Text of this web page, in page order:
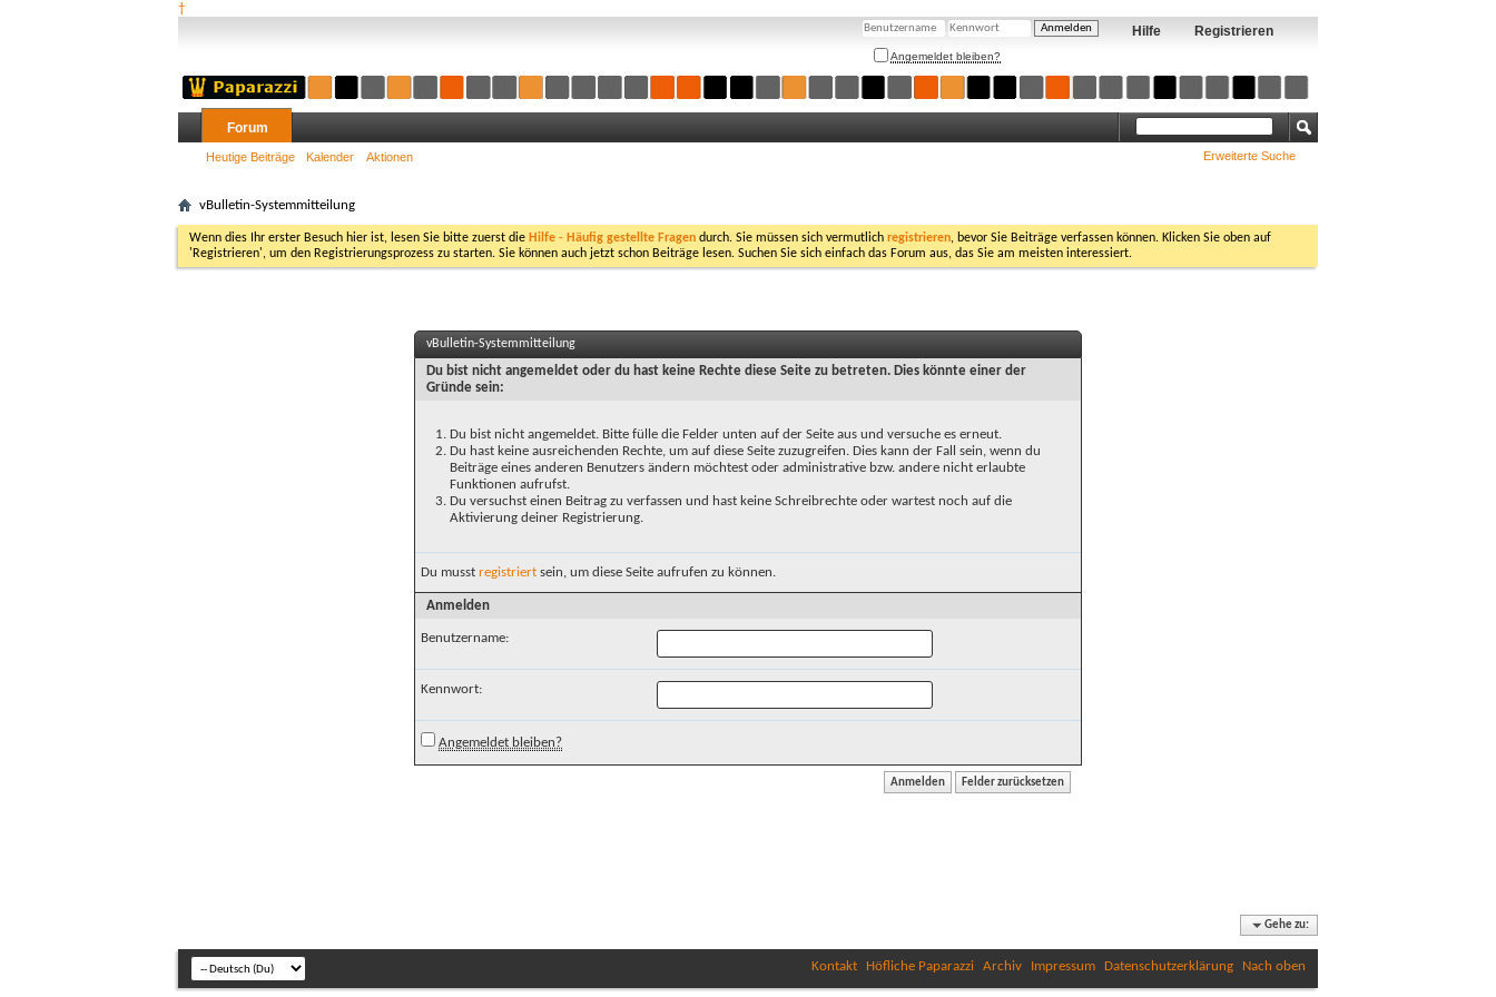
†
Registrieren
Hilfe
Angemeldet bleiben?
Forum
Heutige Beiträge Kalender Aktionen Erweiterte Suche
vBulletin-Systemmitteilung
Wenn dies Ihr erster Besuch hier ist, lesen Sie bitte zuerst die Hilfe - Häufig gestellte Fragen durch. Sie müssen sich vermutlich registrieren, bevor Sie Beiträge verfassen können. Klicken Sie oben auf
'Registrieren', um den Registrierungsprozess zu starten. Sie können auch jetzt schon Beiträge lesen. Suchen Sie sich einfach das Forum aus, das Sie am meisten interessiert.
vBulletin-Systemmitteilung
Du bist nicht angemeldet oder du hast keine Rechte diese Seite zu betreten. Dies könnte einer der
Gründe sein:
Du bist nicht angemeldet. Bitte fülle die Felder unten auf der Seite aus und versuche es erneut.
Du hast keine ausreichenden Rechte, um auf diese Seite zuzugreifen. Dies kann der Fall sein, wenn du
Beiträge eines anderen Benutzers ändern möchtest oder administrative bzw. andere nicht erlaubte
Funktionen aufrufst.
Du versuchst einen Beitrag zu verfassen und hast keine Schreibrechte oder wartest noch auf die
Aktivierung deiner Registrierung.
Du musst registriert sein, um diese Seite aufrufen zu können.
Anmelden
Benutzername:
Kennwort:
Angemeldet bleiben?
Gehe zu:
Kontakt Höfliche Paparazzi Archiv Impressum Datenschutzerklärung Nach oben